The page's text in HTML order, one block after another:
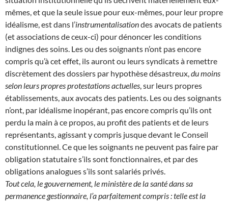
mêmes, et que la seule issue pour eux-mêmes, pour leur propre
idéalisme, est dans l’instrumentalisationdes avocats de patients
(et associations de ceux-ci) pour dénoncer les conditions
indignes des soins. Les ou des soignants n’ont pas encore
compris qu’à cet effet, ils auront ou leurs syndicats à remettre
discrètement des dossiers par hypothèse désastreux, du moins
selon leurs propres protestations actuelles , sur leurs propres
établissements, aux avocats des patients. Les ou des soignants
n’ont, par idéalisme inopérant, pas encore compris qu’ils ont
perdu la main à ce propos, au profit des patients et de leurs
représentants, agissant y compris jusque devant le Conseil
constitutionnel. Ce que les soignants ne peuvent pas faire par
obligation statutaire s’ils sont fonctionnaires, et par des
obligations analogues s’ils sont salariés privés.
Tout cela, le gouvernement, le ministère de la santé dans sa
permanence gestionnaire, l’a parfaitement compris : telle est la